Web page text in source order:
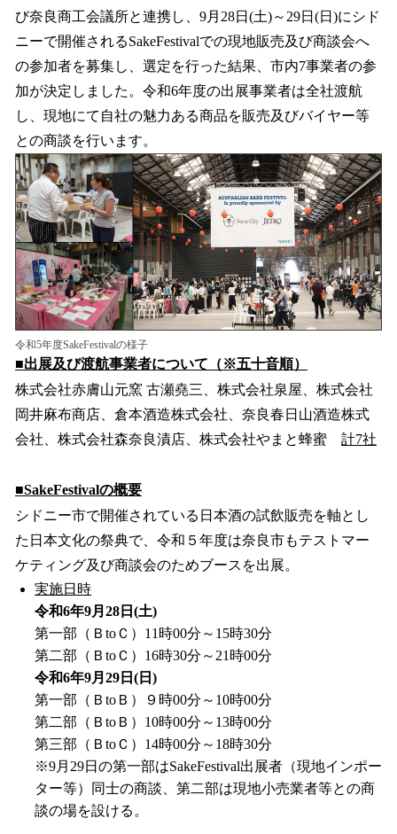
数
を
読
み
込
み
中
で
す
び奈良商工会議所と連携し、9月28日(土)～29日(日)にシド
ニーで開催されるSakeFestivalでの現地販売及び商談会へ
の参加者を募集し、選定を行った結果、市内7事業者の参
加が決定しました。令和6年度の出展事業者は全社渡航
し、現地にて自社の魅力ある商品を販売及びバイヤー等
との商談を行います。
令和5年度SakeFestivalの様子
■出展及び渡航事業者について（※五十音順）
株式会社赤膚山元窯 古瀬堯三、株式会社泉屋、株式会社
岡井麻布商店、倉本酒造株式会社、奈良春日山酒造株式
会社、株式会社森奈良漬店、株式会社やまと蜂蜜 計7社
■SakeFestivalの概要
シドニー市で開催されている日本酒の試飲販売を軸とし
た日本文化の祭典で、令和５年度は奈良市もテストマー
ケティング及び商談会のためブースを出展。
実施日時
令和6年9月28日(土)
第一部（ＢtoＣ）11時00分～15時30分
第二部（ＢtoＣ）16時30分～21時00分
令和6年9月29日(日)
第一部（ＢtoＢ）９時00分～10時00分
第二部（ＢtoＢ）10時00分～13時00分
第三部（ＢtoＣ）14時00分～18時30分
※9月29日の第一部はSakeFestival出展者（現地インポー
ター等）同士の商談、第二部は現地小売業者等との商
談の場を設ける。